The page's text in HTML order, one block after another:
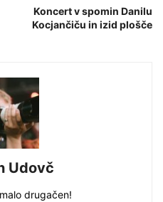
Koncert v spomin Danilu
Kocjančiču in izid plošče
Udovč
drugačen!